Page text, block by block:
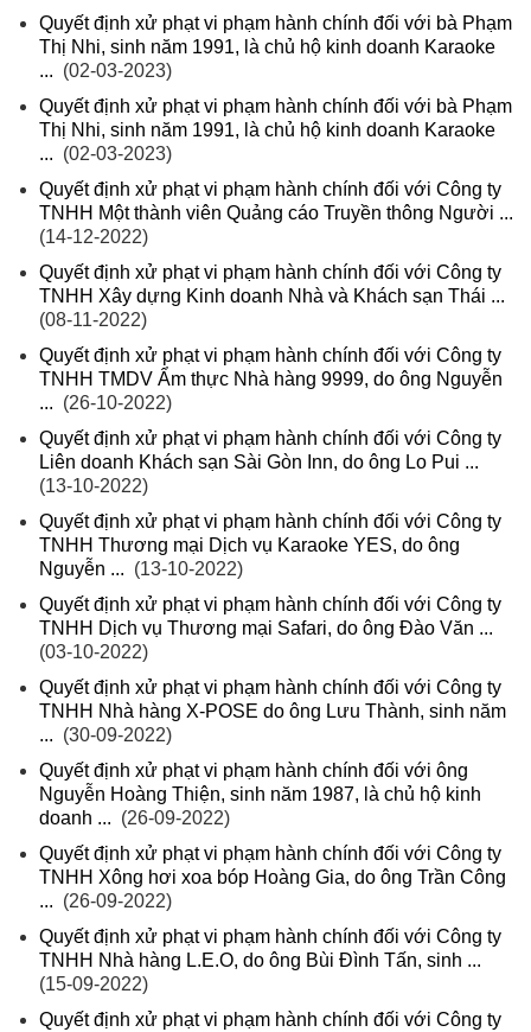
Quyết định xử phạt vi phạm hành chính đối với bà Phạm
Thị Nhi, sinh năm 1991, là chủ hộ kinh doanh Karaoke
... (02-03-2023)
Quyết định xử phạt vi phạm hành chính đối với bà Phạm
Thị Nhi, sinh năm 1991, là chủ hộ kinh doanh Karaoke
... (02-03-2023)
Quyết định xử phạt vi phạm hành chính đối với Công ty
TNHH Một thành viên Quảng cáo Truyền thông Người ...
(14-12-2022)
Quyết định xử phạt vi phạm hành chính đối với Công ty
TNHH Xây dựng Kinh doanh Nhà và Khách sạn Thái ...
(08-11-2022)
Quyết định xử phạt vi phạm hành chính đối với Công ty
TNHH TMDV Ẩm thực Nhà hàng 9999, do ông Nguyễn
... (26-10-2022)
Quyết định xử phạt vi phạm hành chính đối với Công ty
Liên doanh Khách sạn Sài Gòn Inn, do ông Lo Pui ...
(13-10-2022)
Quyết định xử phạt vi phạm hành chính đối với Công ty
TNHH Thương mại Dịch vụ Karaoke YES, do ông
Nguyễn ... (13-10-2022)
Quyết định xử phạt vi phạm hành chính đối với Công ty
TNHH Dịch vụ Thương mại Safari, do ông Đào Văn ...
(03-10-2022)
Quyết định xử phạt vi phạm hành chính đối với Công ty
TNHH Nhà hàng X-POSE do ông Lưu Thành, sinh năm
... (30-09-2022)
Quyết định xử phạt vi phạm hành chính đối với ông
Nguyễn Hoàng Thiện, sinh năm 1987, là chủ hộ kinh
doanh ... (26-09-2022)
Quyết định xử phạt vi phạm hành chính đối với Công ty
TNHH Xông hơi xoa bóp Hoàng Gia, do ông Trần Công
... (26-09-2022)
Quyết định xử phạt vi phạm hành chính đối với Công ty
TNHH Nhà hàng L.E.O, do ông Bùi Đình Tấn, sinh ...
(15-09-2022)
Quyết định xử phạt vi phạm hành chính đối với Công ty